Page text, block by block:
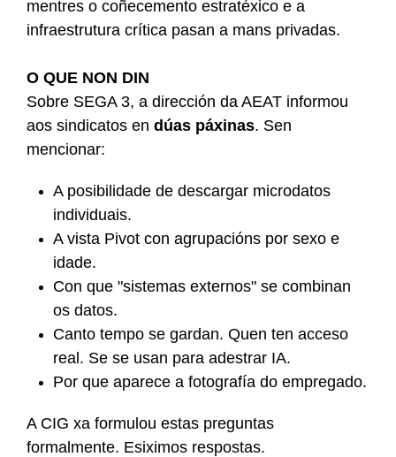
mentres o coñecemento estratéxico e a
infraestrutura crítica pasan a mans privadas.
O QUE NON DIN
Sobre SEGA 3, a dirección da AEAT informou
aos sindicatos en dúas páxinas. Sen
mencionar:
A posibilidade de descargar microdatos
individuais.
A vista Pivot con agrupacións por sexo e
idade.
Con que "sistemas externos" se combinan
os datos.
Canto tempo se gardan. Quen ten acceso
real. Se se usan para adestrar IA.
Por que aparece a fotografía do empregado.
A CIG xa formulou estas preguntas
formalmente. Esiximos respostas.